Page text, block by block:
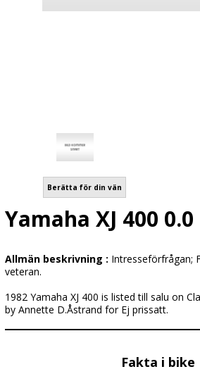
Berätta för din vän
Yamaha XJ 400 0.0
Allmän beskrivning : Intresseförfrågan;
veteran.
1982 Yamaha XJ 400 is listed till salu on
by Annette D.Åstrand for Ej prissatt.
Fakta i bike